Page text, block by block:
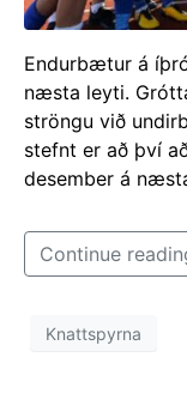
Endurbætur á
næsta leyti.
ströngu við
stefnt er að því
desember á
Continue
Knattspyrna